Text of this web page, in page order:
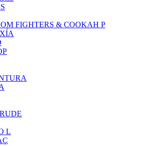
FIGHTERS & COOKAH P
L